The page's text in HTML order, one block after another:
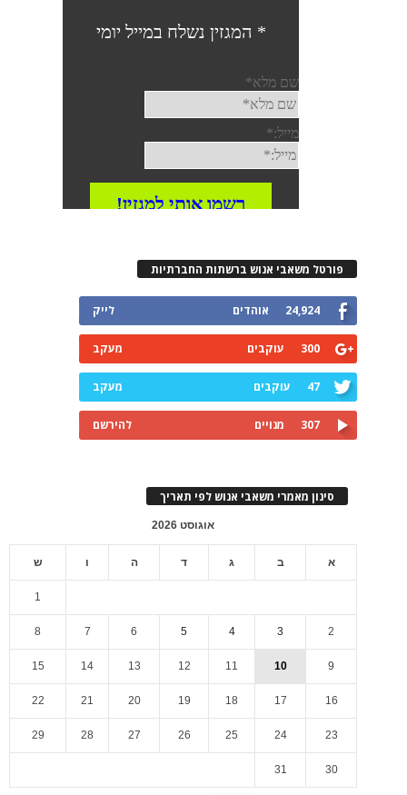
פורטל משאבי אנוש ברשתות החברתיות
24,924 אוהדים לייק
300 עוקבים מעקב
47 עוקבים מעקב
307 מנויים להירשם
סינון מאמרי משאבי אנוש לפי תאריך
אוגוסט 2026
א ב ג ד ה ו ש
1
2
3
4
5
6
7
8
9
10
11
12
13
14
15
16
17
18
19
20
21
22
23
24
25
26
27
28
29
30
31